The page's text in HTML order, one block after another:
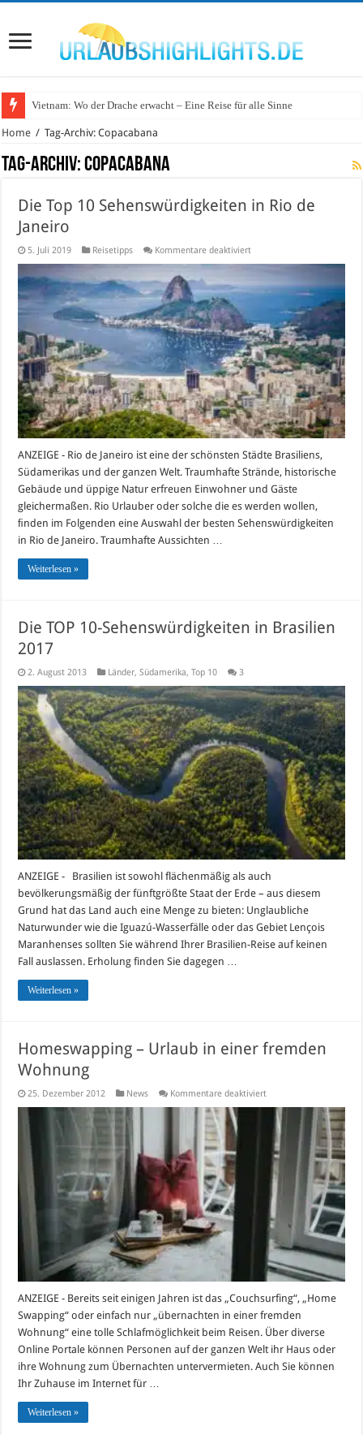
Vietnam: Wo der Drache erwacht – Eine Reise für alle Sinne
Home / Tag-Archiv: Copacabana
Tag-Archiv:Copacabana
Die Top 10 Sehenswürdigkeiten in Rio de
Janeiro
5. Juli 2019 Reisetipps Kommentare deaktiviertfür
Sehenswürdigkeiten
de
Janeiro
ANZEIGE - Rio de Janeiro ist eine der schönsten Städte Brasiliens,
Südamerikas und der ganzen Welt. Traumhafte Strände, historische
Gebäude und üppige Natur erfreuen Einwohner und Gäste
gleichermaßen. Rio Urlauber oder solche die es werden wollen,
ﬁnden im Folgenden eine Auswahl der besten Sehenswürdigkeiten
in Rio de Janeiro. Traumhafte Aussichten …
Weiterlesen »
Die TOP 10-Sehenswürdigkeiten in Brasilien
2017
2. August 2013 Länder,Südamerika,Top 10 3
ANZEIGE - Brasilien ist sowohl flächenmäßig als auch
bevölkerungsmäßig der fünftgrößte Staat der Erde – aus diesem
Grund hat das Land auch eine Menge zu bieten: Unglaubliche
Naturwunder wie die Iguazú-Wasserfälle oder das Gebiet Lençois
Maranhenses sollten Sie während Ihrer Brasilien-Reise auf keinen
Fall auslassen. Erholung finden Sie dagegen …
Weiterlesen »
Homeswapping – Urlaub in einer fremden
Wohnung
25. Dezember 2012 News Kommentare deaktiviertfür
Urlaub
einer
fremden
Wohnung
ANZEIGE - Bereits seit einigen Jahren ist das „Couchsurfing“, „Home
Swapping“ oder einfach nur „übernachten in einer fremden
Wohnung“ eine tolle Schlafmöglichkeit beim Reisen. Über diverse
Online Portale können Personen auf der ganzen Welt ihr Haus oder
ihre Wohnung zum Übernachten untervermieten. Auch Sie können
Ihr Zuhause im Internet für …
Weiterlesen »